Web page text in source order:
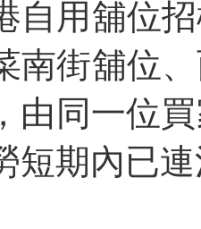
自用舖位
南街舖位
由同一位
短期內已